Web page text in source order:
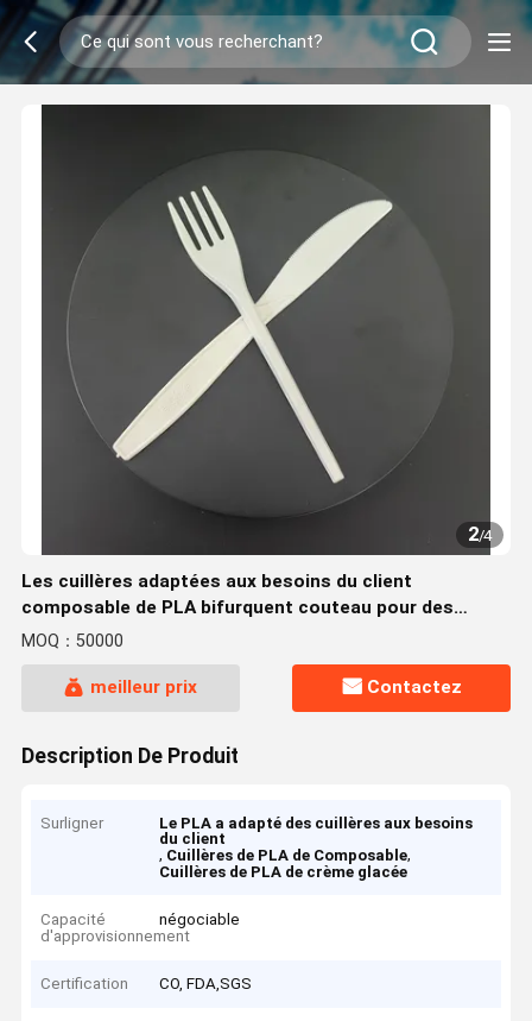
2/4
Les cuillères adaptées aux besoins du client
composable de PLA bifurquent couteau pour des
magasins de crème glacée
MOQ：50000
meilleur prix Contactez
Description De Produit
Surligner
Le PLA a adapté des cuillères aux besoins
du client
, Cuillères de PLA de Composable,
Cuillères de PLA de crème glacée
Capacité
d'approvisionnement
négociable
Certification CO, FDA,SGS